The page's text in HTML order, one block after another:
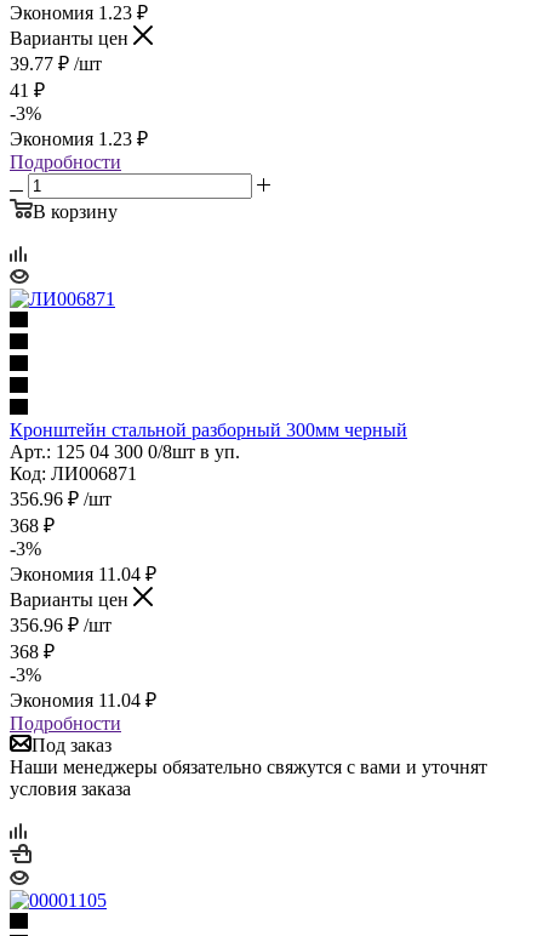
Экономия 1.23 ₽
Варианты цен
39.77 ₽ /шт
41 ₽
-3%
Экономия 1.23 ₽
Подробности
В корзину
Кронштейн стальной разборный 300мм черный
Арт.: 125 04 300 0/8шт в уп.
Код: ЛИ006871
356.96 ₽ /шт
368 ₽
-3%
Экономия 11.04 ₽
Варианты цен
356.96 ₽ /шт
368 ₽
-3%
Экономия 11.04 ₽
Подробности
Под заказ
Наши менеджеры обязательно свяжутся с вами и уточнят
условия заказа